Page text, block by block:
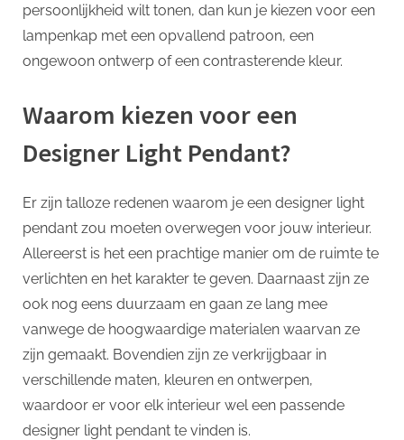
persoonlijkheid wilt tonen, dan kun je kiezen voor een
lampenkap met een opvallend patroon, een
ongewoon ontwerp of een contrasterende kleur.
Waarom kiezen voor een
Designer Light Pendant?
Er zijn talloze redenen waarom je een designer light
pendant zou moeten overwegen voor jouw interieur.
Allereerst is het een prachtige manier om de ruimte te
verlichten en het karakter te geven. Daarnaast zijn ze
ook nog eens duurzaam en gaan ze lang mee
vanwege de hoogwaardige materialen waarvan ze
zijn gemaakt. Bovendien zijn ze verkrijgbaar in
verschillende maten, kleuren en ontwerpen,
waardoor er voor elk interieur wel een passende
designer light pendant te vinden is.